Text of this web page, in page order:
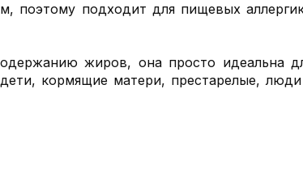
поэтому подходит для пищевых
жиров, она просто идеальна
кормящие матери, престарелые,